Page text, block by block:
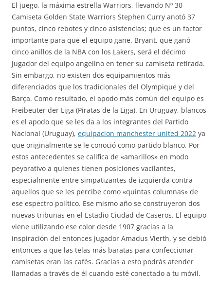
El juego, la máxima estrella Warriors, llevando Nº 30
Camiseta Golden State Warriors Stephen Curry anotó 37
puntos, cinco rebotes y cinco asistencias; que es un factor
importante para que el equipo gane. Bryant, que ganó
cinco anillos de la NBA con los Lakers, será el décimo
jugador del equipo angelino en tener su camiseta retirada.
Sin embargo, no existen dos equipamientos más
diferenciados que los tradicionales del Olympique y del
Barça. Como resultado, el apodo más común del equipo es
Freibeuter der Liga (Piratas de la Liga). En Uruguay, blancos
es el apodo que se les da a los integrantes del Partido
Nacional (Uruguay), equipacion manchester united 2022 ya
que originalmente se le conoció como partido blanco. Por
estos antecedentes se califica de «amarillos» en modo
peyorativo a quienes tienen posiciones vacilantes,
especialmente entre simpatizantes de izquierda contra
aquellos que se les percibe como «quintas columnas» de
ese espectro político. Ese mismo año se construyeron dos
nuevas tribunas en el Estadio Ciudad de Caseros. El equipo
viene utilizando ese color desde 1907 gracias a la
inspiración del entonces jugador Amadus Vierth, y se debió
entonces a que las telas más baratas para confeccionar
camisetas eran las cafés. Gracias a esto podrás atender
llamadas a través de él cuando esté conectado a tu móvil.